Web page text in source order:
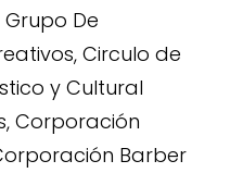
De
Circulo de
y Cultural
Corporación
Barber